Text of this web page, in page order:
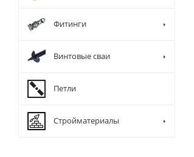
Фитинги
Винтовые сваи
Петли
Стройматериалы